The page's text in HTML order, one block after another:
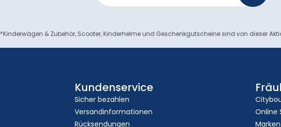
*Kinderwägen & Zubehör, Scooter, Kinderhelme und Geschenkgutscheine sind von dieser
Kundenservice
Sicher bezahlen
Versandinformationen
Rücksendungen
Online
Marken